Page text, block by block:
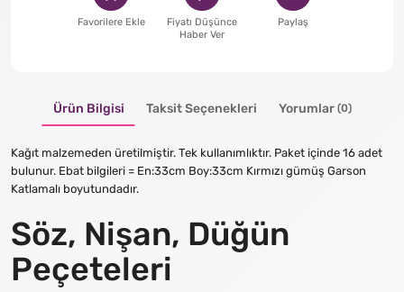
Favorilere Ekle
Fiyatı Düşünce
Haber Ver
Paylaş
Ürün Bilgisi Taksit Seçenekleri Yorumlar (0)
Kağıt malzemeden üretilmiştir. Tek kullanımlıktır. Paket içinde 16 adet
bulunur. Ebat bilgileri = En:33cm Boy:33cm Kırmızı gümüş Garson
Katlamalı boyutundadır.
Söz, Nişan, Düğün
Peçeteleri